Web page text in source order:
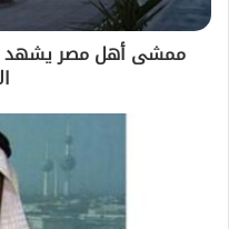
ممشى أهل مصر يشهد